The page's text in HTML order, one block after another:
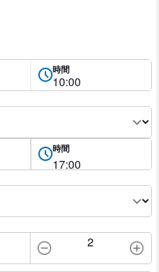
時間
時間
2